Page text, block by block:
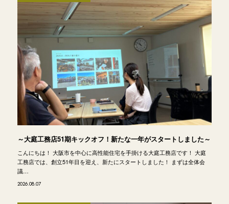
～大庭工務店51期キックオフ！新たな一年がスタートしました～
こんにちは！ 大阪市を中心に高性能住宅を手掛ける大庭工務店です！ 大庭
工務店では、創立51年目を迎え、新たにスタートしました！ まずは全体会
議…
2026.08.07